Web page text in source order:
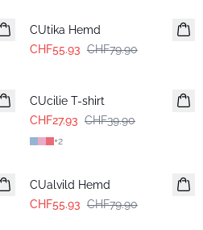
CUtika Hemd
CHF55.93 CHF79.90
CUcilie T-shirt
CHF27.93 CHF39.90
+2
CUalvild Hemd
CHF55.93 CHF79.90